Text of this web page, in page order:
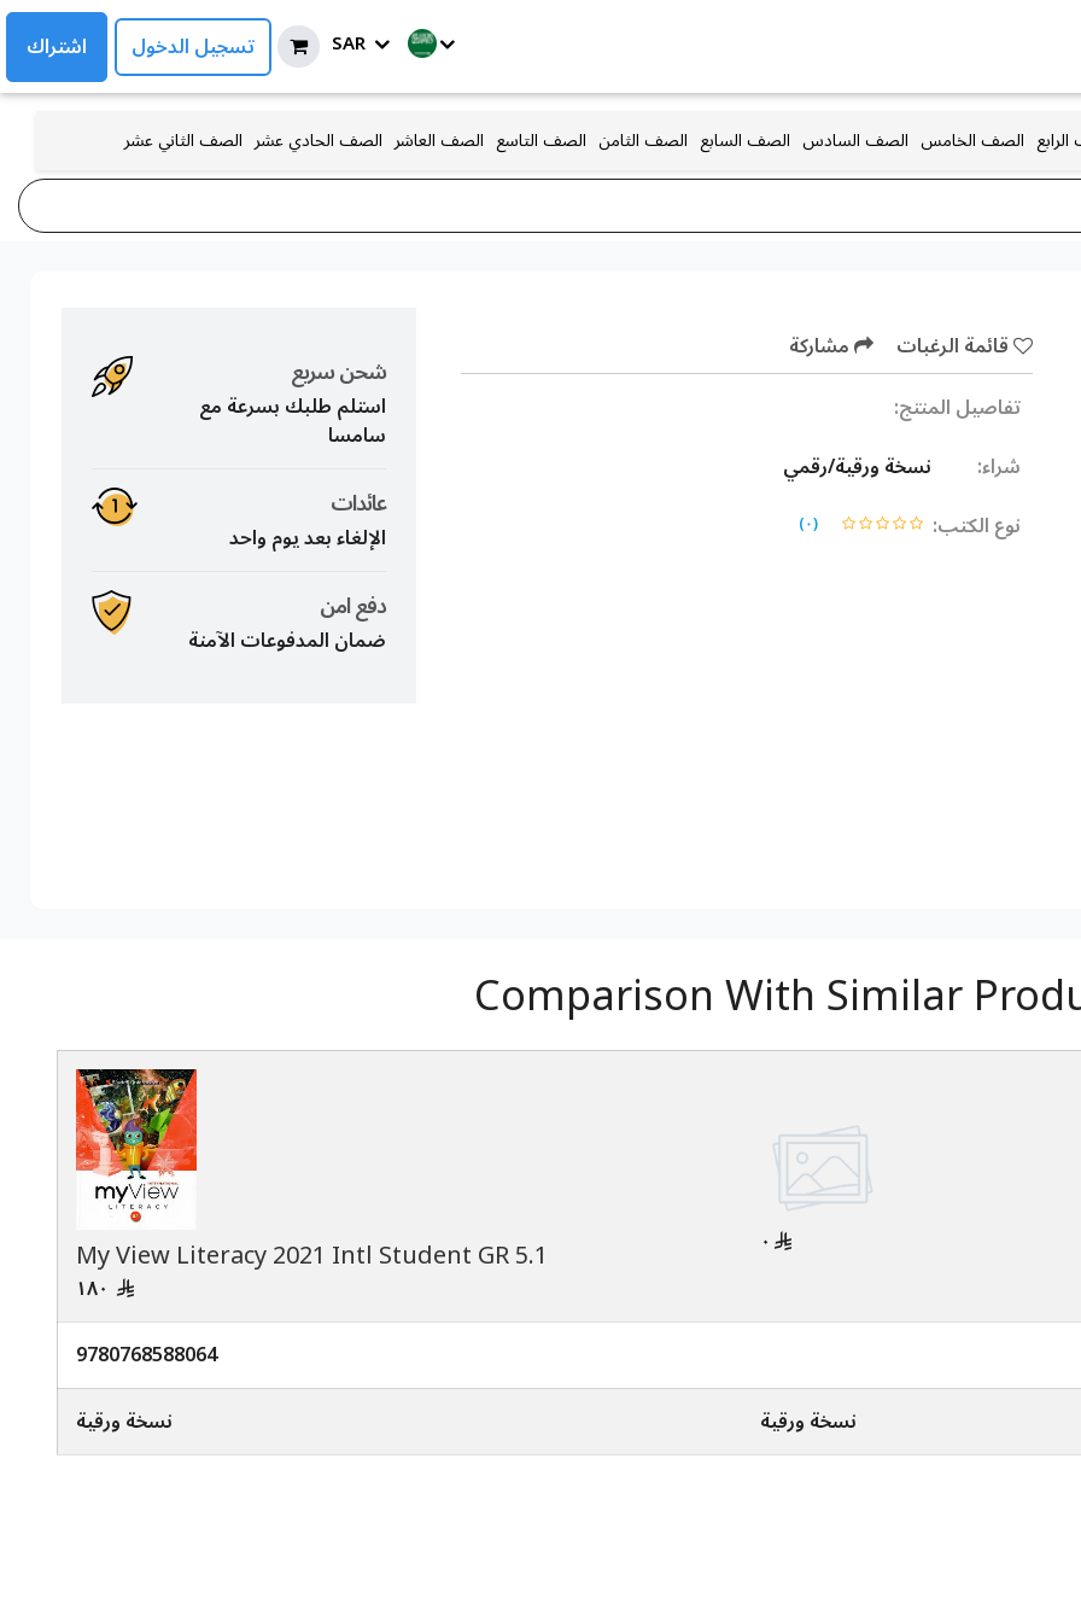
SAR تسجيل الدخول اشتراك
الصف الخامس الصف السادس الصف السابع الصف الثامن الصف التاسع الصف العاشر الصف الحادي عشر الصف الثاني عشر
قائمة الرغبات
مشاركة
تفاصيل المنتج:
شراء:
نسخة ورقية/رقمي
نوع الكتب:
(٠)
شحن سريع
استلم طلبك بسرعة مع
سامسا
عائدات
الإلغاء بعد يوم واحد
دفع امن
ضمان المدفوعات الآمنة
Comparison With Similar
٠ My View Literacy 2021 Intl Student GR 5.1
‪9780768588064
نسخة ورقية
نسخة ورقية